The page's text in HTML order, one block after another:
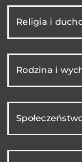
Religia i
Rodzina i